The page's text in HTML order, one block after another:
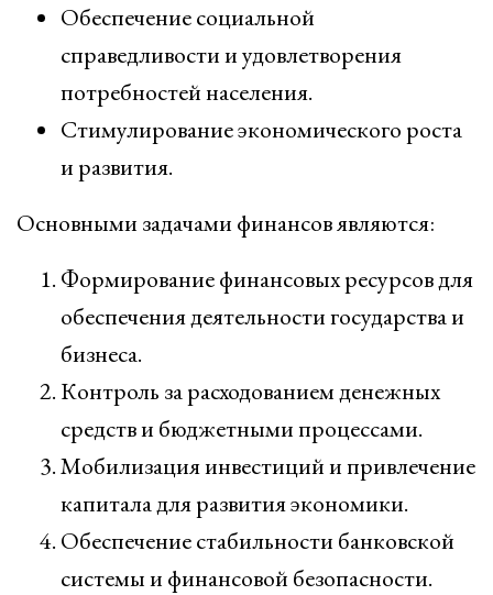
Обеспечение социальной
справедливости и удовлетворения
потребностей населения.
Стимулирование экономического роста
и развития.
Основными задачами финансов являются:
Формирование финансовых ресурсов для
обеспечения деятельности государства и
бизнеса.
Контроль за расходованием денежных
средств и бюджетными процессами.
Мобилизация инвестиций и привлечение
капитала для развития экономики.
Обеспечение стабильности банковской
системы и финансовой безопасности.